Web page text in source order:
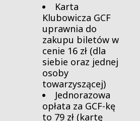
Karta
Klubowicza GCF
uprawnia do
zakupu biletów w
cenie 16 zł (dla
siebie oraz jednej
osoby
towarzyszącej)
Jednorazowa
opłata za GCF-kę
to 79 zł (kartę